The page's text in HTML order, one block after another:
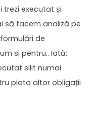
trezi executat și
să facem analiză pe
de
si pentru.. Iată:
silit numai
plata altor obligații